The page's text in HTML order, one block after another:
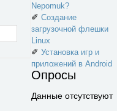
Nepomuk?
✐ Создание
загрузочной флешки
Linux
✐ Установка игр и
приложений в Android
Опросы
Данные отсутствуют